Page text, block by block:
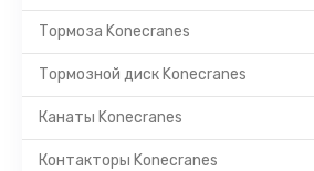
Тормоза Konecranes
Тормозной диск Konecranes
Канаты Konecranes
Контакторы Konecranes